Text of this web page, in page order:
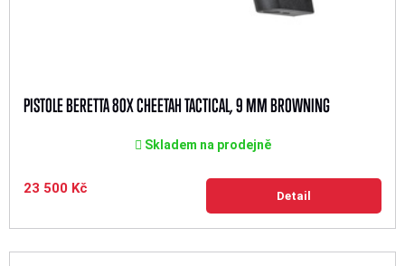
PISTOLE BERETTA 80X CHEETAH TACTICAL, 9 MM BROWNING
Skladem na prodejně
23 500 Kč Detail